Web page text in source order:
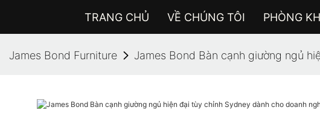
TRANG CHỦ VỀ CHÚNG TÔI PHÒNG
James Bond Furniture James Bond Bàn cạnh giường ngủ